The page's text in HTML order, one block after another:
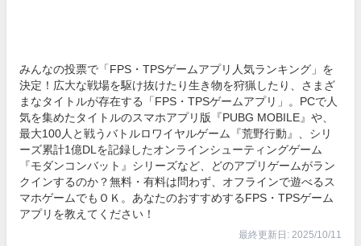
みんなの投票で「FPS・TPSゲームアプリ人気ランキング」を
決定！広大な戦場を駆け抜けたり生き物を狩猟したり、さまざ
まなタイトルが存在する「FPS・TPSゲームアプリ」。PCで人
気を集めたタイトルのスマホアプリ版『PUBG MOBILE』や、
最大100人と戦うバトルロワイヤルゲーム『荒野行動』、シリ
ーズ累計1億DLを記録したオンラインシューティングゲーム
『モダンコンバット』シリーズなど、どのアプリゲームがラン
クインするのか？無料・有料は問わず、オフラインで遊べるス
マホゲームでもＯＫ。あなたのおすすめするFPS・TPSゲーム
アプリを教えてください！
最終更新日: 2025/10/11